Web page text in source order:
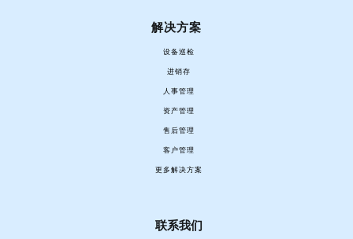
解决方案
设备巡检
进销存
人事管理
资产管理
售后管理
客户管理
更多解决方案
联系我们